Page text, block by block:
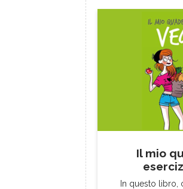
Il mio
In questo libro,